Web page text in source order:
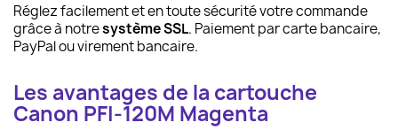
Réglez facilement et en toute sécurité votre commande
grâce à notresystème SSL. Paiement par carte bancaire,
PayPal ou virement bancaire.
Les avantages de la cartouche
Canon PFI-120M Magenta